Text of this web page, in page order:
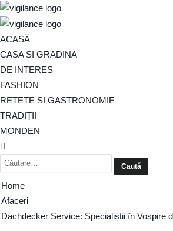
ACASĂ
CASA SI GRADINA
DE INTERES
FASHION
RETETE SI GASTRONOMIE
TRADIȚII
MONDEN
Home
Afaceri
Dachdecker Service: Specialiștii în Vospire